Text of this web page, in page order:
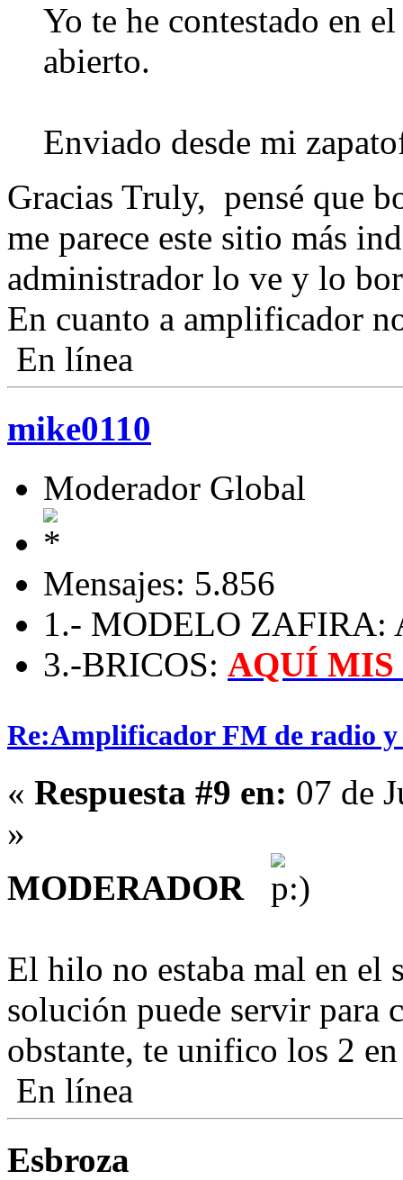
Yo te he contestado en
abierto.
Enviado desde mi
Gracias Truly, pensé que
me parece este sitio más
administrador lo ve y lo
En cuanto a amplificador
En línea
mike0110
Moderador Global
Mensajes: 5.856
1.- MODELO ZAFIRA:
3.-BRICOS: AQUÍ MIS
Re:Amplificador FM de radio y
« Respuesta #9 en: 07 de
»
MODERADOR
El hilo no estaba mal en el
solución puede servir
obstante, te unifico los 2
En línea
Esbroza